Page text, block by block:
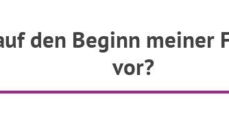
den Beginn meiner
vor?